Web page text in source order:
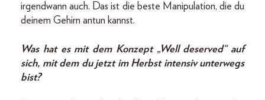
irgendwann auch. Das ist die beste Manipulation, die du
deinem Gehirn antun kannst.
Was hat es mit dem Konzept „Well deserved“ auf
sich, mit dem du jetzt im Herbst intensiv unterwegs
bist?